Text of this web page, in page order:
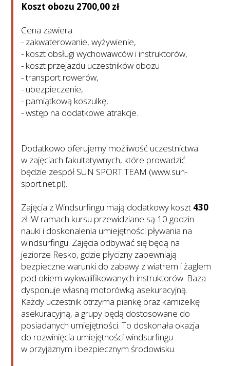
Koszt obozu 2700,00 zł
Cena zawiera:
- zakwaterowanie, wyżywienie,
- koszt obsługi wychowawców i instruktorów,
- koszt przejazdu uczestników obozu
- transport rowerów,
- ubezpieczenie,
- pamiątkową koszulkę,
- wstęp na dodatkowe atrakcje.
Dodatkowo oferujemy możliwość uczestnictwa
w zajęciach fakultatywnych, które prowadzić
będzie zespół SUN SPORT TEAM (www.sun-
sport.net.pl).
Zajęcia z Windsurfingu mają dodatkowy koszt 430
zł. W ramach kursu przewidziane są 10 godzin
nauki i doskonalenia umiejętności pływania na
windsurfingu. Zajęcia odbywać się będą na
jeziorze Resko, gdzie płycizny zapewniają
bezpieczne warunki do zabawy z wiatrem i żaglem
pod okiem wykwalifikowanych instruktorów. Baza
dysponuje własną motorówką asekuracyjną.
Każdy uczestnik otrzyma piankę oraz kamizelkę
asekuracyjną, a grupy będą dostosowane do
posiadanych umiejętności. To doskonała okazja
do rozwinięcia umiejętności windsurfingu
w przyjaznym i bezpiecznym środowisku.